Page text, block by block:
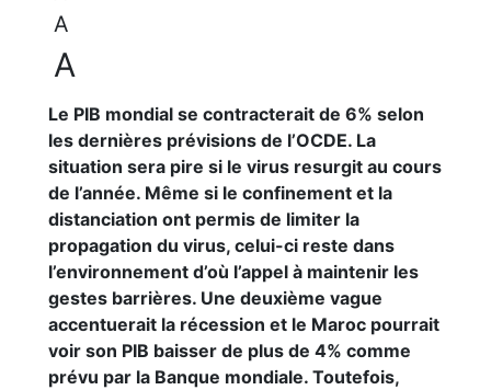
A
A
Le PIB mondial se contracterait de 6% selon
les dernières prévisions de l’OCDE. La
situation sera pire si le virus resurgit au cours
de l’année. Même si le confinement et la
distanciation ont permis de limiter la
propagation du virus, celui-ci reste dans
l’environnement d’où l’appel à maintenir les
gestes barrières. Une deuxième vague
accentuerait la récession et le Maroc pourrait
voir son PIB baisser de plus de 4% comme
prévu par la Banque mondiale. Toutefois,